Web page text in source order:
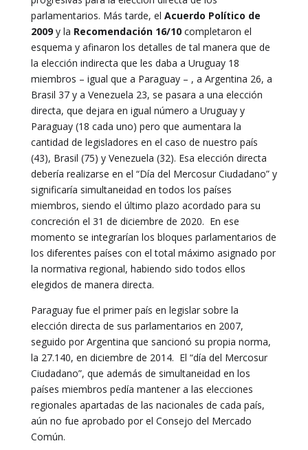
parlamentarios. Más tarde, el Acuerdo Político de
2009y la Recomendación 16/10 completaron el
esquema y afinaron los detalles de tal manera que de
la elección indirecta que les daba a Uruguay 18
miembros – igual que a Paraguay – , a Argentina 26, a
Brasil 37 y a Venezuela 23, se pasara a una elección
directa, que dejara en igual número a Uruguay y
Paraguay (18 cada uno) pero que aumentara la
cantidad de legisladores en el caso de nuestro país
(43), Brasil (75) y Venezuela (32). Esa elección directa
debería realizarse en el “Día del Mercosur Ciudadano” y
significaría simultaneidad en todos los países
miembros, siendo el último plazo acordado para su
concreción el 31 de diciembre de 2020. En ese
momento se integrarían los bloques parlamentarios de
los diferentes países con el total máximo asignado por
la normativa regional, habiendo sido todos ellos
elegidos de manera directa.
Paraguay fue el primer país en legislar sobre la
elección directa de sus parlamentarios en 2007,
seguido por Argentina que sancionó su propia norma,
la 27.140, en diciembre de 2014. El “día del Mercosur
Ciudadano”, que además de simultaneidad en los
países miembros pedía mantener a las elecciones
regionales apartadas de las nacionales de cada país,
aún no fue aprobado por el Consejo del Mercado
Común.